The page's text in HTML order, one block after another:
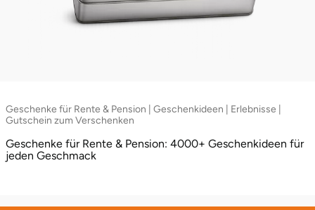
Geschenke für Rente & Pension | Geschenkideen | Erlebnisse |
Gutschein zum Verschenken
Geschenke für Rente & Pension: 4000+ Geschenkideen für
jeden Geschmack